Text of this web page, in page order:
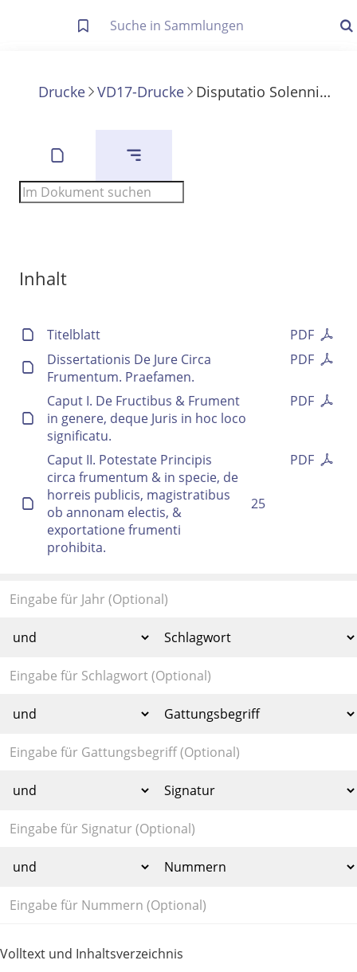
Die letzte Trefferliste besteht aus Ihrer letzten Suche, samt
Anzeigen
Zuletzt gesucht
Volltext und Inhaltsverzeichnis
Drucke VD17-Drucke Disputatio Solennis De Iure Circa Frumentum
Inhalt
PDF
Titelblatt
PDF
Dissertationis De Jure Circa
Frumentum. Praefamen.
PDF
Caput I. De Fructibus & Frument
in genere, deque Juris in hoc loco
significatu.
PDF
25
Caput II. Potestate Principis
circa frumentum & in specie, de
horreis publicis, magistratibus
ob annonam electis, &
exportatione frumenti
prohibita.